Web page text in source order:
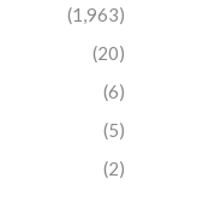
(1,963)
(20)
(6)
(5)
(2)